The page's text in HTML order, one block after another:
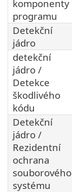
komponenty
programu
Detekční
jádro
detekční
jádro /
Detekce
škodlivého
kódu
Detekční
jádro /
Rezidentní
ochrana
souborového
systému